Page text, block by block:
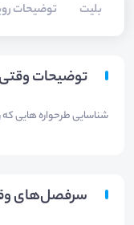
بلیت‌ توضیحات
توضیحات
شناسایی طرحواره هایی که
سرفصل‌های